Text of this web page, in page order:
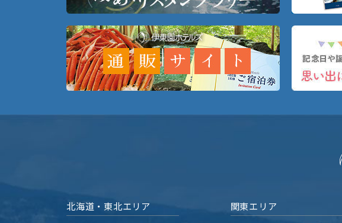
北海道・東北エリア 関東エリア